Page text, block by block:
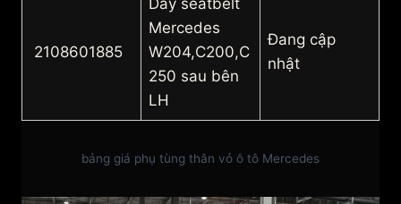
2108601885
Dây seatbelt
Mercedes
W204,C200,C
250 sau bên
LH
Đang cập
nhật
bảng giá phụ tùng thân vỏ ô tô Mercedes